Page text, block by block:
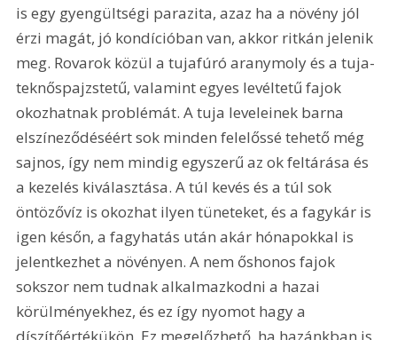
is egy gyengültségi parazita, azaz ha a növény jól
érzi magát, jó kondícióban van, akkor ritkán jelenik
meg. Rovarok közül a tujafúró aranymoly és a tuja-
teknőspajzstetű, valamint egyes levéltetű fajok
okozhatnak problémát. A tuja leveleinek barna
elszíneződéséért sok minden felelőssé tehető még
sajnos, így nem mindig egyszerű az ok feltárása és
a kezelés kiválasztása. A túl kevés és a túl sok
öntözővíz is okozhat ilyen tüneteket, és a fagykár is
igen későn, a fagyhatás után akár hónapokkal is
jelentkezhet a növényen. A nem őshonos fajok
sokszor nem tudnak alkalmazkodni a hazai
körülményekhez, és ez így nyomot hagy a